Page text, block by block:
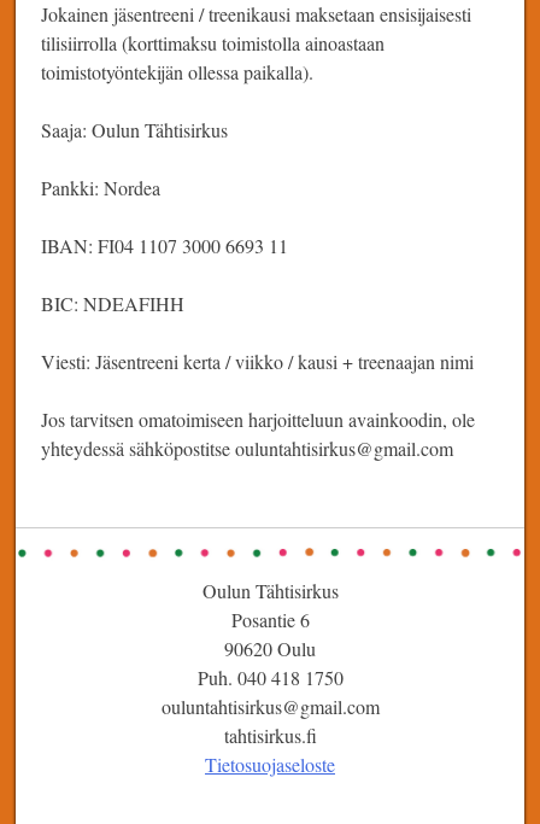
Jokainen jäsentreeni / treenikausi maksetaan ensisijaisesti
tilisiirrolla (korttimaksu toimistolla ainoastaan
toimistotyöntekijän ollessa paikalla).
Saaja: Oulun Tähtisirkus
Pankki: Nordea
IBAN: FI04 1107 3000 6693 11
BIC: NDEAFIHH
Viesti: Jäsentreeni kerta / viikko / kausi + treenaajan nimi
Jos tarvitsen omatoimiseen harjoitteluun avainkoodin, ole
yhteydessä sähköpostitse ouluntahtisirkus@gmail.com
Oulun Tähtisirkus
Posantie 6
90620 Oulu
Puh. 040 418 1750
ouluntahtisirkus@gmail.com
tahtisirkus.fi
Tietosuojaseloste